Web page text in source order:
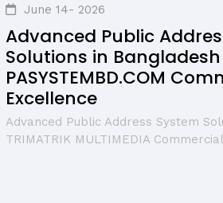
June 14- 2026
Advanced Public
Solutions in
PASYSTEMBD.COM
Excellence
Advanced Public Address System
TRIMATRIK MULTIMEDIA